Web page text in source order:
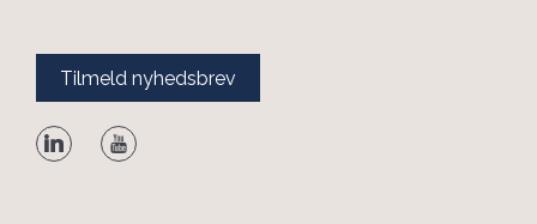
Tilmeld nyhedsbrev